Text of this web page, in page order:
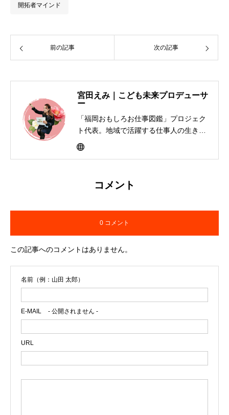
開拓者マインド
前の記事 次の記事
宮田えみ｜こども未来プロデューサ
ー
「福岡おもしろお仕事図鑑」プロジェク
ト代表。地域で活躍する仕事人の生き方
を子どもたちに届けるキャリア教育活動
コメント
0 コメント
この記事へのコメントはありません。
名前（例：山田 太郎）
E-MAIL - 公開されません -
URL